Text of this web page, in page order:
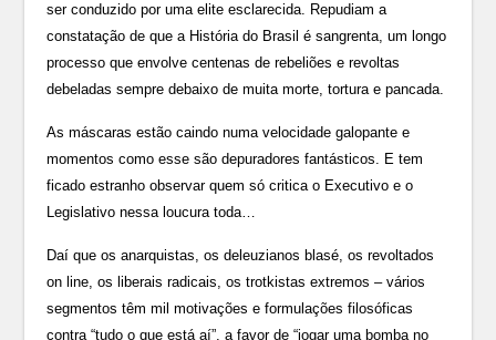
ser conduzido por uma elite esclarecida. Repudiam a
constatação de que a História do Brasil é sangrenta, um longo
processo que envolve centenas de rebeliões e revoltas
debeladas sempre debaixo de muita morte, tortura e pancada.
As máscaras estão caindo numa velocidade galopante e
momentos como esse são depuradores fantásticos. E tem
ficado estranho observar quem só critica o Executivo e o
Legislativo nessa loucura toda…
Daí que os anarquistas, os deleuzianos blasé, os revoltados
on line, os liberais radicais, os trotkistas extremos – vários
segmentos têm mil motivações e formulações filosóficas
contra “tudo o que está aí”, a favor de “jogar uma bomba no